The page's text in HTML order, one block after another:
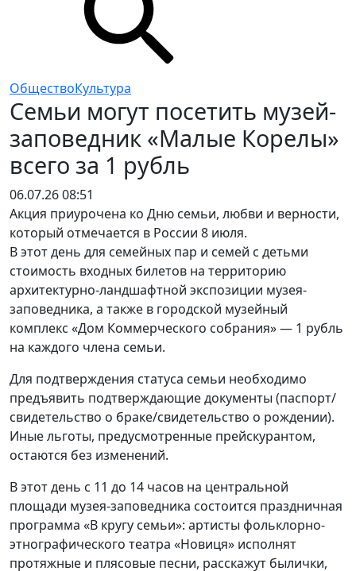
ОбществоКультура
Семьи могут посетить музей-
заповедник «Малые Корелы»
всего за 1 рубль
06.07.26 08:51
Акция приурочена ко Дню семьи, любви и верности,
который отмечается в России 8 июля.
В этот день для семейных пар и семей с детьми
стоимость входных билетов на территорию
архитектурно-ландшафтной экспозиции музея-
заповедника, а также в городской музейный
комплекс «Дом Коммерческого собрания» — 1 рубль
на каждого члена семьи.
Для подтверждения статуса семьи необходимо
предъявить подтверждающие документы (паспорт/
свидетельство о браке/свидетельство о рождении).
Иные льготы, предусмотренные прейскурантом,
остаются без изменений.
В этот день с 11 до 14 часов на центральной
площади музея-заповедника состоится праздничная
программа «В кругу семьи»: артисты фольклорно-
этнографического театра «Новиця» исполнят
протяжные и плясовые песни, расскажут былички,